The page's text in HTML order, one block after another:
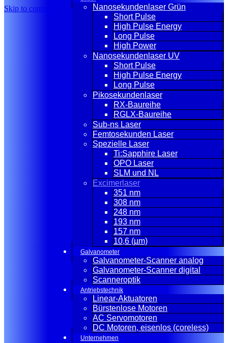
Skip to content
Nanosekundenlaser Grün
Short Pulse
High Pulse Energy
Long Pulse
High Power
Nanosekundenlaser UV
Short Pulse
High Pulse Energy
Long Pulse
Pikosekundenlaser
RX-Baureihe
RGLX-Baureihe
Sub-ns Laser
Femtosekunden Laser
Spezielle Laser
Ti:Sapphire Laser
OPO Laser
SLM und NL
Excimerlaser
351 nm
308 nm
248 nm
193 nm
157 nm
10,6 (µm)
Galvanometer
Galvanometer-Scanner analog
Galvanometer-Scanner digital
Scanneroptik
Antriebstechnik
Linear-Aktuatoren
Bürstenlose Motoren
AC Servomotoren
DC Motoren, eisenlos (coreless)
Unternehmen